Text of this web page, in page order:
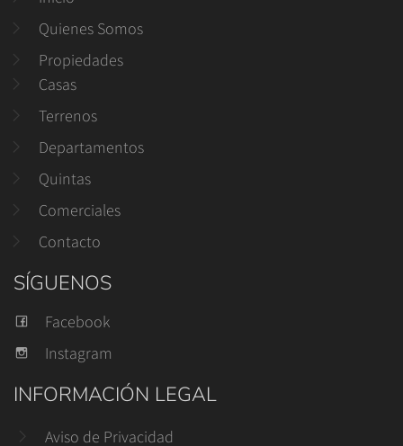
Quienes Somos
Propiedades
Casas
Terrenos
Departamentos
Quintas
Comerciales
Contacto
SÍGUENOS
Facebook
Instagram
INFORMACIÓN LEGAL
Aviso de Privacidad